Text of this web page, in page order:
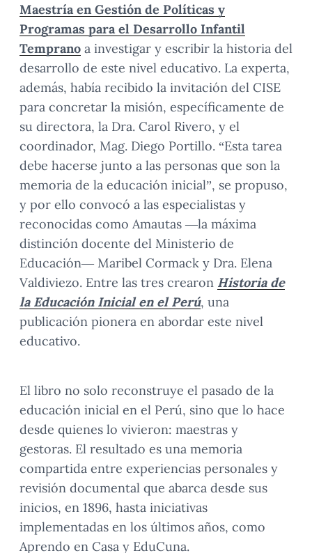
Maestría en Gestión de Políticas y
Programas para el Desarrollo Infantil
Temprano a investigar y escribir la historia del
desarrollo de este nivel educativo. La experta,
además, había recibido la invitación del CISE
para concretar la misión, específicamente de
su directora, la Dra. Carol Rivero, y el
coordinador, Mag. Diego Portillo. “Esta tarea
debe hacerse junto a las personas que son la
memoria de la educación inicial”, se propuso,
y por ello convocó a las especialistas y
reconocidas como Amautas —la máxima
distinción docente del Ministerio de
Educación— Maribel Cormack y Dra. Elena
Valdiviezo. Entre las tres crearon Historia de
la Educación Inicial en el Perú, una
publicación pionera en abordar este nivel
educativo.
El libro no solo reconstruye el pasado de la
educación inicial en el Perú, sino que lo hace
desde quienes lo vivieron: maestras y
gestoras. El resultado es una memoria
compartida entre experiencias personales y
revisión documental que abarca desde sus
inicios, en 1896, hasta iniciativas
implementadas en los últimos años, como
Aprendo en Casa y EduCuna.